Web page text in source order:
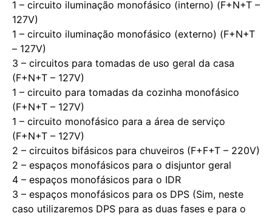
1 – circuito iluminação monofásico (interno) (F+N+T –
127V)
1 – circuito iluminação monofásico (externo) (F+N+T
– 127V)
3 – circuitos para tomadas de uso geral da casa
(F+N+T – 127V)
1 – circuito para tomadas da cozinha monofásico
(F+N+T – 127V)
1 – circuito monofásico para a área de serviço
(F+N+T – 127V)
2 – circuitos bifásicos para chuveiros (F+F+T – 220V)
2 – espaços monofásicos para o disjuntor geral
4 – espaços monofásicos para o IDR
3 – espaços monofásicos para os DPS (Sim, neste
caso utilizaremos DPS para as duas fases e para o